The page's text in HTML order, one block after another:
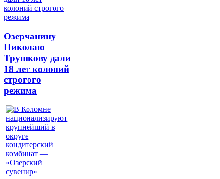
Озерчанину
Николаю
Трушкову дали
18 лет колоний
строгого
режима